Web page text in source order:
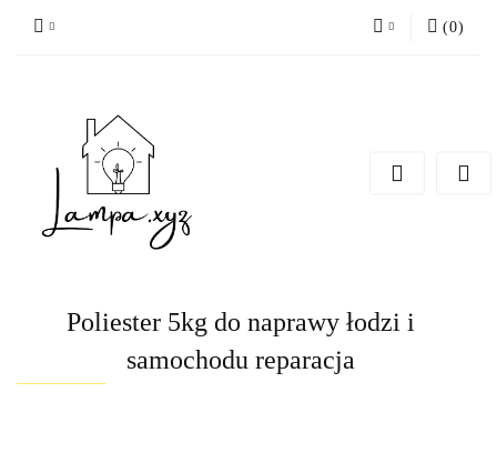
(0)
Poliester 5kg do naprawy łodzi i
samochodu reparacja